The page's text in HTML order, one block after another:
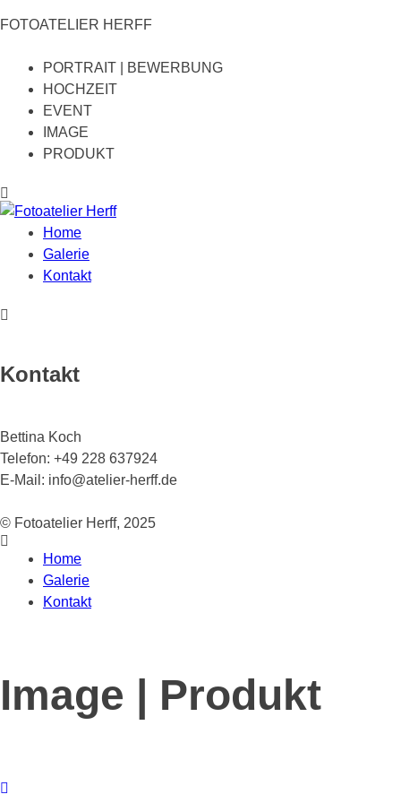
FOTOATELIER HERFF
PORTRAIT | BEWERBUNG
HOCHZEIT
EVENT
IMAGE
PRODUKT
Home
Galerie
Kontakt
Kontakt
Bettina Koch
Telefon: +49 228 637924
E-Mail: info@atelier-herff.de
© Fotoatelier Herff, 2025
Home
Galerie
Kontakt
Image | Produkt